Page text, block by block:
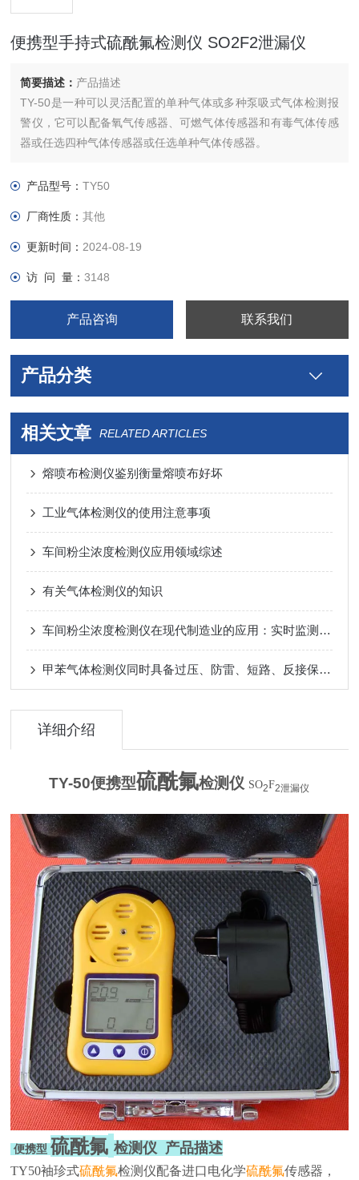
便携型手持式硫酰氟检测仪 SO2F2泄漏仪
简要描述： 产品描述
TY-50是一种可以灵活配置的单种气体或多种泵吸式气体检测报
警仪，它可以配备氧气传感器、可燃气体传感器和有毒气体传感
器或任选四种气体传感器或任选单种气体传感器。
泵，保证在非常不利的工作环境下也可以检测危险气体并及时提
产品型号：TY50
厂商性质：其他
更新时间： 2024-08-19
访 问 量：3148
产品咨询 联系我们
产品分类
相关文章 RELATED ARTICLES
熔喷布检测仪鉴别衡量熔喷布好坏
工业气体检测仪的使用注意事项
车间粉尘浓度检测仪应用领域综述
有关气体检测仪的知识
车间粉尘浓度检测仪在现代制造业的应用：实时监测与高效管理，提升环境质量
甲苯气体检测仪同时具备过压、防雷、短路、反接保护,安全使用有保证
详细介绍
TY-50便携型硫酰氟检测仪 SO2F2泄漏仪
便携型硫酰氟 检测仪 产品描述
TY50袖珍式硫酰氟检测仪配备进口电化学硫酰氟传感器，